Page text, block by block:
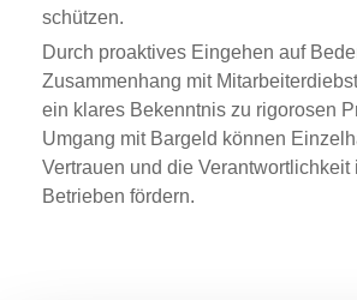
schützen.
Durch proaktives Eingehen auf
Zusammenhang mit
ein klares Bekenntnis zu rigorosen
Umgang mit Bargeld können
Vertrauen und die Verantwortlichkeit
Betrieben fördern.